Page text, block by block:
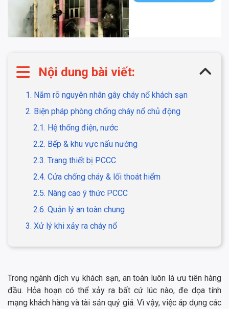
Nội dung bài viết:
1. Nắm rõ nguyên nhân gây cháy nổ khách sạn
2. Biện pháp phòng chống cháy nổ chủ động
2.1. Hệ thống điện, nước
2.2. Bếp & khu vực nấu nướng
2.3. Trang thiết bị PCCC
2.4. Cửa chống cháy & lối thoát hiểm
2.5. Nâng cao ý thức PCCC
2.6. Quản lý an toàn chung
3. Xử lý khi xảy ra cháy nổ
Trong ngành dịch vụ khách sạn, an toàn luôn là ưu tiên hàng
đầu. Hỏa hoạn có thể xảy ra bất cứ lúc nào, đe dọa tính
mạng khách hàng và tài sản quý giá. Vì vậy, việc áp dụng các